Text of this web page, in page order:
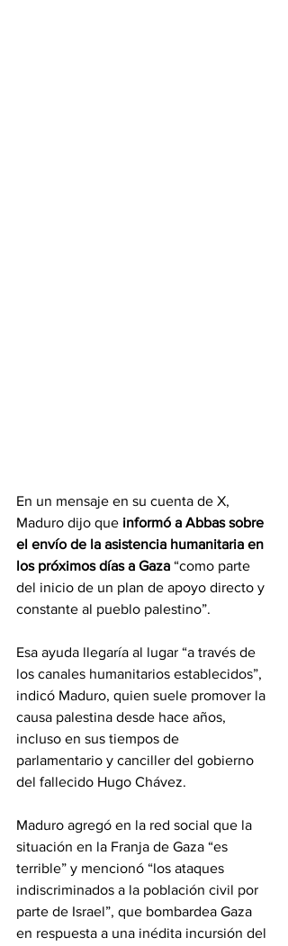
En un mensaje en su cuenta de X,
Maduro dijo que informó a Abbas sobre
el envío de la asistencia humanitaria en
los próximos días a Gaza “como parte
del inicio de un plan de apoyo directo y
constante al pueblo palestino”.
Esa ayuda llegaría al lugar “a través de
los canales humanitarios establecidos”,
indicó Maduro, quien suele promover la
causa palestina desde hace años,
incluso en sus tiempos de
parlamentario y canciller del gobierno
del fallecido Hugo Chávez.
Maduro agregó en la red social que la
situación en la Franja de Gaza “es
terrible” y mencionó “los ataques
indiscriminados a la población civil por
parte de Israel”, que bombardea Gaza
en respuesta a una inédita incursión del